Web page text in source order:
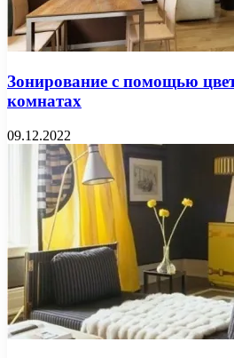
Зонирование с помощью
комнатах
09.12.2022